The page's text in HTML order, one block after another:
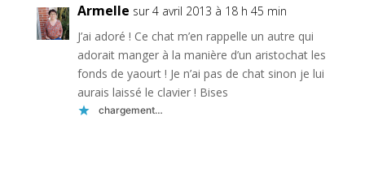
Armelle sur 4 avril 2013 à 18 h 45 min
J’ai adoré ! Ce chat m’en rappelle un autre qui
adorait manger à la manière d’un aristochat les
fonds de yaourt ! Je n’ai pas de chat sinon je lui
aurais laissé le clavier ! Bises
chargement…